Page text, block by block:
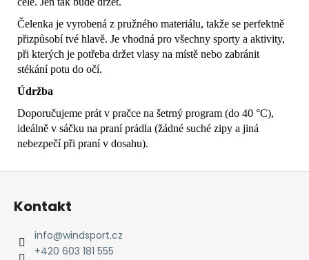
Čelenka je vyrobená z pružného materiálu, takže se perfektně
přizpůsobí tvé hlavě. Je vhodná pro všechny sporty a aktivity,
při kterých je potřeba držet vlasy na místě nebo zabránit
stékání potu do očí.
Údržba
Doporučujeme prát v pračce na šetrný program (do 40 °C),
ideálně v sáčku na praní prádla (žádné suché zipy a jiná
nebezpečí při praní v dosahu).
Z
Kontakt
info@windsport.cz
+420 603 181 555